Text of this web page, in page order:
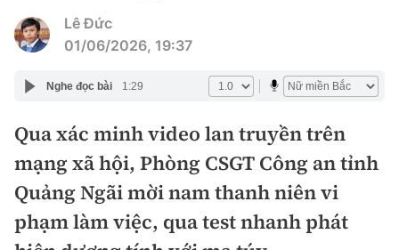
Mới nhất
Thời sự
Chính trị
Xã hội
Chuyện dọc đường
Xây dựng
Chỉ đạo điều hành
Quy hoạch kiến trúc
Giao thông
Quản lý
Lê Đức
01/06/2026, 19:37
Nghe đọc bài 1:29
Qua xác minh video lan truyền trên
mạng xã hội, Phòng CSGT Công an tỉnh
Quảng Ngãi mời nam thanh niên vi
phạm làm việc, qua test nhanh phát